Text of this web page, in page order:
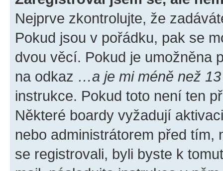
Nejprve zkontrolujte, že
Pokud jsou v pořádku, pak se
dvou věcí. Pokud je umožněna
na odkaz …a je mi méně než
instrukce. Pokud toto není ten
Některé boardy vyžadují
nebo administrátorem před tím,
se registrovali, byli byste k